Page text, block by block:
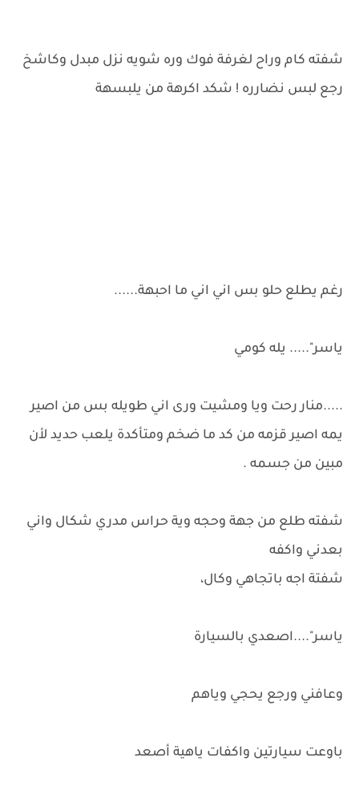
شفته كام وراح لغرفة فوك وره شويه نزل مبدل وكاشخ
رجع لبس نضارره ! شكد اكرهة من يلبسهة
رغم يطلع حلو بس اني اني ما احبهة......
ياسر"..... يله كومي
.....منار رحت ويا ومشيت ورى اني طويله بس من اصير
يمه اصير قزمه من كد ما ضخم ومتأكدة يلعب حديد لأن
مبين من جسمه .
شفته طلع من جهة وحجه وية حراس مدري شكال واني
بعدني واكفه
شفتة اجه باتجاهي وكال،
ياسر"....اصعدي بالسيارة
وعافني ورجع يحجي وياهم
باوعت سيارتين واكفات ياهية أصعد